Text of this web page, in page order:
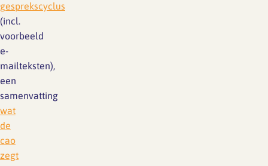
gesprekscyclus
(incl.
voorbeeld
e-
mailteksten),
een
samenvatting
wat
de
cao
zegt